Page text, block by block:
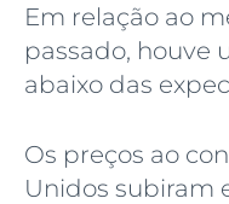
Em relação ao
passado, houve
abaixo das
Os preços ao
Unidos subiram